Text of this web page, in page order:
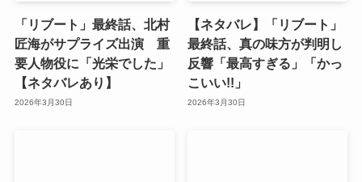
「リブート」最終話、北村
匠海がサプライズ出演 重
要人物役に「光栄でした」
【ネタバレあり】
2026年3月30日
【ネタバレ】「リブート」
最終話、真の味方が判明し
反響「最高すぎる」「かっ
こいい!!」
2026年3月30日